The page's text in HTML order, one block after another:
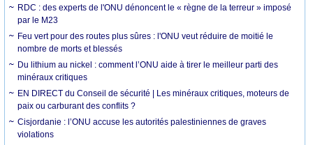
RDC : des experts de l'ONU dénoncent le « règne de la terreur » imposé
par le M23
Feu vert pour des routes plus sûres : l'ONU veut réduire de moitié le
nombre de morts et blessés
Du lithium au nickel : comment l’ONU aide à tirer le meilleur parti des
minéraux critiques
EN DIRECT du Conseil de sécurité | Les minéraux critiques, moteurs de
paix ou carburant des conflits ?
Cisjordanie : l’ONU accuse les autorités palestiniennes de graves
violations